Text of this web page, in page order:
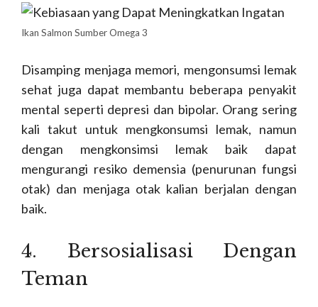
Ikan Salmon Sumber Omega 3
Disamping menjaga memori, mengonsumsi lemak
sehat juga dapat membantu beberapa penyakit
mental seperti depresi dan bipolar. Orang sering
kali takut untuk mengkonsumsi lemak, namun
dengan mengkonsimsi lemak baik dapat
mengurangi resiko demensia (penurunan fungsi
otak) dan menjaga otak kalian berjalan dengan
baik.
4. Bersosialisasi Dengan
Teman